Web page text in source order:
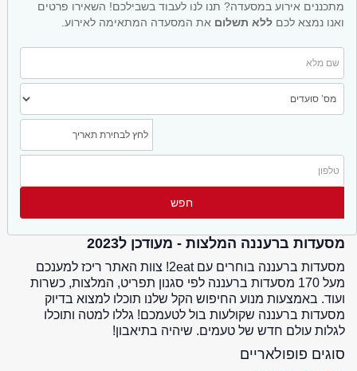
מתכננים אירוע במסעדה? תנו לנו לעבוד בשבילכם! השאירו פרטים
ואנו נמצא לכם ללא תשלום את המסעדה המתאימה לאירוע.
מסעדות ברעננה המלצות - מעודכן ל2023
מסעדות ברעננה בוחרים עם 2eat! צוות האתר ריכז למענכם
מעל 170 מסעדות ברעננה לפי סגנון תפריט, המלצות, כשרות
ועוד. באמצעות מנוע החיפוש הקל שלנו תוכלו למצוא בדיוק
מסעדות ברעננה שקולעות בול לטעמכם! גללו למטה ותוכלו
לגלות עולם חדש של טעמים. שיהיה בתיאבון!
סוגים פופולאריים